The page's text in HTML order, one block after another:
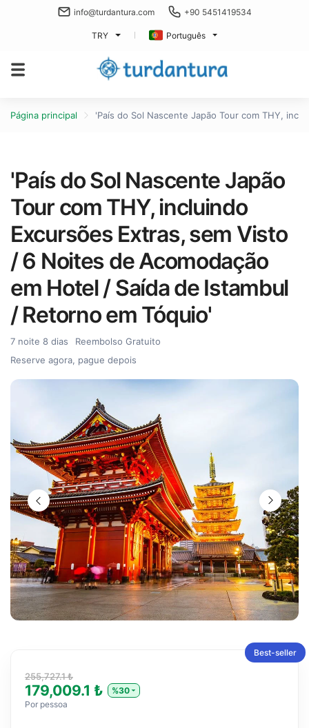
info@turdantura.com +90 5451419534
TRY Português
Página principal 'País do Sol Nascente Japão Tour com THY,
'País do Sol Nascente Japão
Tour com THY, incluindo
Excursões Extras, sem Visto
/ 6 Noites de Acomodação
em Hotel / Saída de Istambul
/ Retorno em Tóquio'
7 noite 8 dias
Reembolso Gratuito
Reserve agora, pague depois
Best-seller
255,727.1 ₺
179,009.1 ₺
%30
Por pessoa